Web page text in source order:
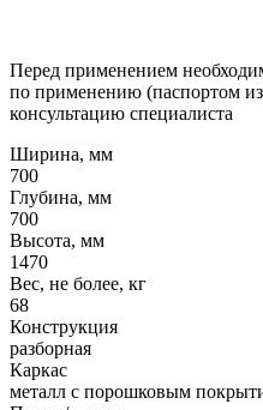
Перед применением
по применению (паспортом
консультацию специалиста
Ширина, мм
700
Глубина, мм
700
Высота, мм
1470
Вес, не более, кг
68
Конструкция
разборная
Каркас
металл с порошковым